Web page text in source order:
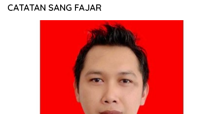
CATATAN SANG FAJAR